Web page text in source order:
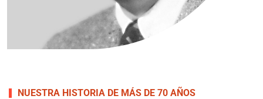
NUESTRA HISTORIA DE MÁS DE 70 AÑOS